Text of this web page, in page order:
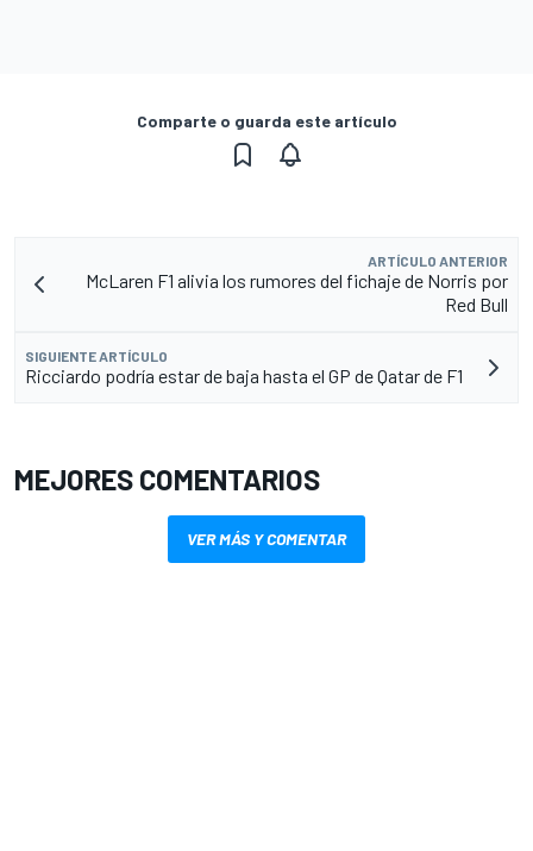
Comparte o guarda este artículo
ARTÍCULO ANTERIOR
McLaren F1 alivia los rumores del fichaje de Norris por
Red Bull
SIGUIENTE ARTÍCULO
Ricciardo podría estar de baja hasta el GP de Qatar de F1
MEJORES COMENTARIOS
VER MÁS Y COMENTAR